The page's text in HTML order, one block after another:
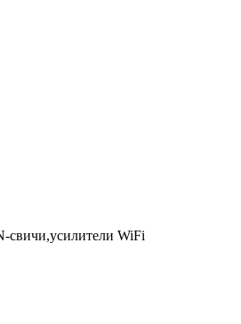
свичи,усилители WiFi